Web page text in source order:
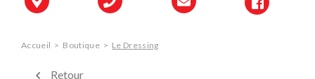
Accueil > Boutique > Le Dressing
Retour